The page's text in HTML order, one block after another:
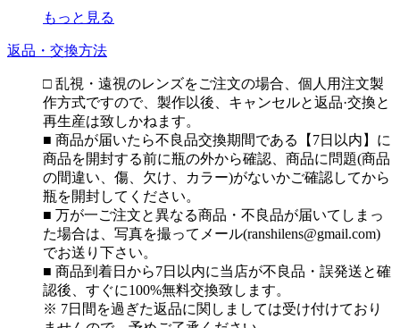
もっと見る
返品・交換方法
□ 乱視・遠視のレンズをご注文の場合、個人用注文製
作方式ですので、製作以後、キャンセルと返品·交換と
再生産は致しかねます。
■ 商品が届いたら不良品交換期間である【7日以内】に
商品を開封する前に瓶の外から確認、商品に問題(商品
の間違い、傷、欠け、カラー)がないかご確認してから
瓶を開封してください。
■ 万が一ご注文と異なる商品・不良品が届いてしまっ
た場合は、写真を撮ってメール(ranshilens@gmail.com)
でお送り下さい。
■ 商品到着日から7日以内に当店が不良品・誤発送と確
認後、すぐに100%無料交換致します。
※ 7日間を過ぎた返品に関しましては受け付けており